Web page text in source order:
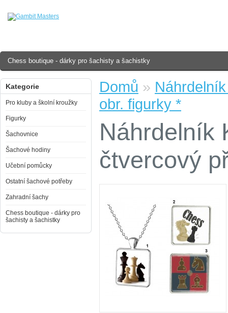
Chess boutique - dárky pro šachisty a šachistky
Kategorie
Pro kluby a školní kroužky
Figurky
Šachovnice
Šachové hodiny
Učební pomůcky
Ostatní šachové potřeby
Zahradní šachy
Chess boutique - dárky pro
šachisty a šachistky
Domů »
obr. figurky *
Náhrdelník
čtvercový